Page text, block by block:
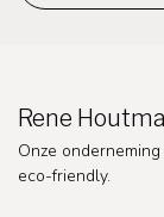
Rene
Onze
eco-friendly.